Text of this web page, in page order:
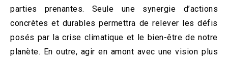
parties prenantes. Seule une synergie d’actions
concrètes et durables permettra de relever les défis
posés par la crise climatique et le bien-être de notre
planète. En outre, agir en amont avec une vision plus